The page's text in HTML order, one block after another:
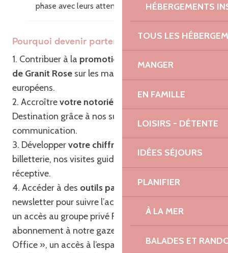
HÉBERGEMENTS
TOUS LES
MANGER
EN FAMILLE
LOISIRS - DÉTENTE
IDÉES SÉJOURS
PLANIFIER
À LA MER
BALADES ET
phase avec leurs attentes.
Pourquoi devenir partenaire ?
1. Contribuer à la promotion de Bretagne – Côte
de Granit Rose sur les marchés français et
européens.
2. Accroîtrevotre notoriété
Destination grâce à nos supports de
communication.
3. Développervotre chiffre d’affaires
grâce à notre
billetterie, nos visites guidées et notre agence
réceptive.
4. Accéder à des outils partagés tels que notre
newsletter pour suivre l’actualité touristique locale,
un accès au groupe privé Facebook, un
abonnement à notre gazette « Trégor Post
Office », un accès à l’espace professionnel de notre